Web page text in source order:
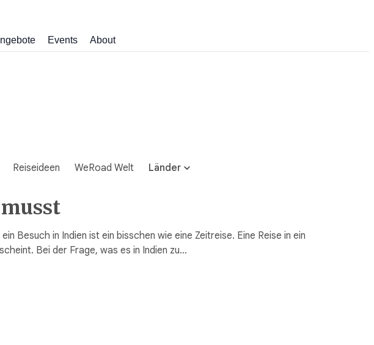
Events About
Reiseideen WeRoad Welt Länder
Besuch in Indien ist ein bisschen wie eine Zeitreise. Eine Reise in ein
Bei der Frage, was es in Indien zu…